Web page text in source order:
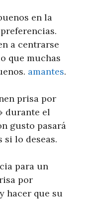
en la
a centrarse
que muchas
amantes.
prisa por
durante el
gusto pasará
si lo deseas.
para un
por
hacer que su